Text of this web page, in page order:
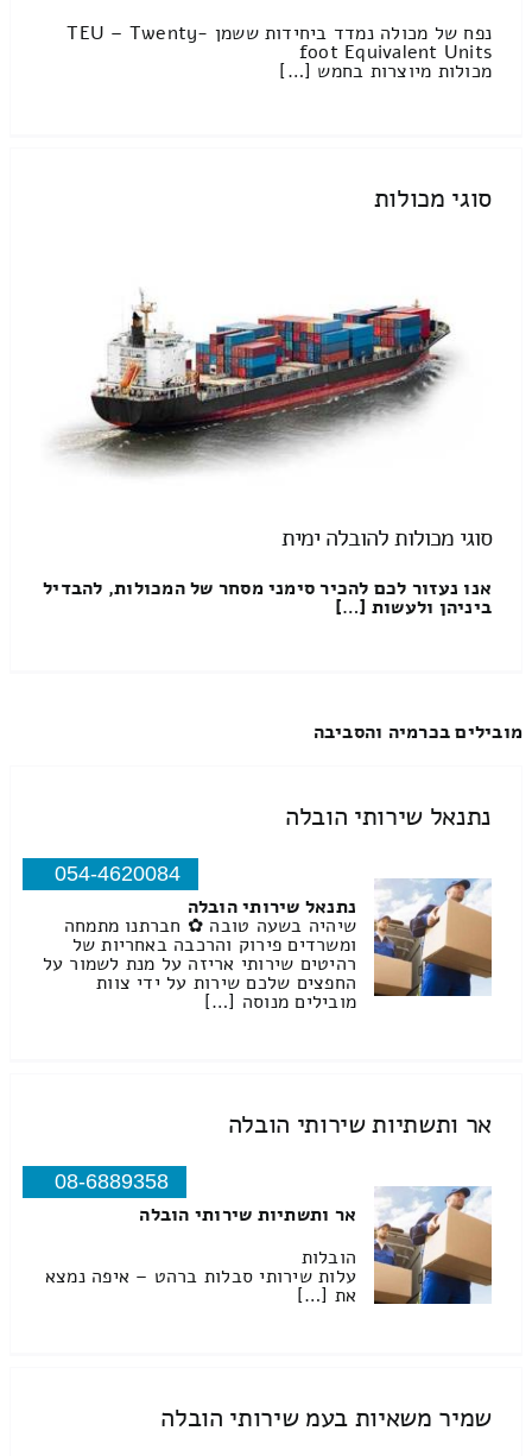
נפח של מכולה נמדד ביחידות ששמן TEU – Twenty-
foot Equivalent Units
מכולות מיוצרות בחמש […]
סוגי מכולות
סוגי מכולות להובלה ימית
אנו נעזור לכם להכיר סימני מסחר של המכולות, להבדיל
ביניהן ולעשות […]
מובילים בכרמיה והסביבה
נתנאל שירותי הובלה
054-4620084
נתנאל שירותי הובלה
שיהיה בשעה טובה ✿ חברתנו מתמחה
ומשרדים פירוק והרכבה באחריות של
רהיטים שירותי אריזה על מנת לשמור על
החפצים שלכם שירות על ידי צוות
מובילים מנוסה […]
אר ותשתיות שירותי הובלה
08-6889358
אר ותשתיות שירותי הובלה
הובלות
עלות שירותי סבלות ברהט – איפה נמצא
את […]
שמיר משאיות בעמ שירותי הובלה